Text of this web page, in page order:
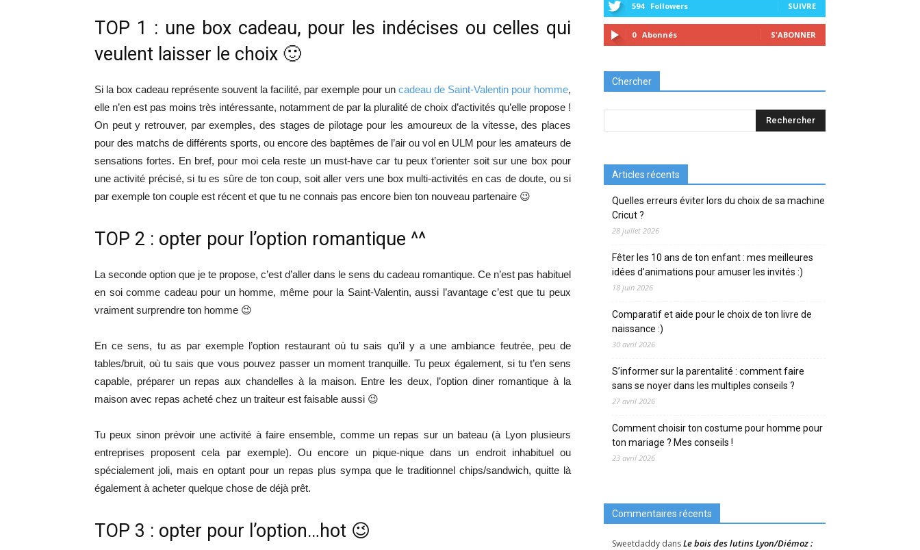
TOP 1 : une box cadeau, pour les indécises ou celles qui
veulent laisser le choix 🙂
Si la box cadeau représente souvent la facilité, par exemple pour un cadeau de Saint-Valentin pour homme,
elle n’en est pas moins très intéressante, notamment de par la pluralité de choix d’activités qu’elle propose !
On peut y retrouver, par exemples, des stages de pilotage pour les amoureux de la vitesse, des places
pour des matchs de différents sports, ou encore des baptêmes de l’air ou vol en ULM pour les amateurs de
sensations fortes. En bref, pour moi cela reste un must-have car tu peux t’orienter soit sur une box pour
une activité précisé, si tu es sûre de ton coup, soit aller vers une box multi-activités en cas de doute, ou si
par exemple ton couple est récent et que tu ne connais pas encore bien ton nouveau partenaire 😉
TOP 2 : opter pour l’option romantique ^^
La seconde option que je te propose, c’est d’aller dans le sens du cadeau romantique. Ce n’est pas habituel
en soi comme cadeau pour un homme, même pour la Saint-Valentin, aussi l’avantage c’est que tu peux
vraiment surprendre ton homme 😉
En ce sens, tu as par exemple l’option restaurant où tu sais qu’il y a une ambiance feutrée, peu de
tables/bruit, où tu sais que vous pouvez passer un moment tranquille. Tu peux également, si tu t’en sens
capable, préparer un repas aux chandelles à la maison. Entre les deux, l’option diner romantique à la
maison avec repas acheté chez un traiteur est faisable aussi 😉
Tu peux sinon prévoir une activité à faire ensemble, comme un repas sur un bateau (à Lyon plusieurs
entreprises proposent cela par exemple). Ou encore un pique-nique dans un endroit inhabituel ou
spécialement joli, mais en optant pour un repas plus sympa que le traditionnel chips/sandwich, quitte là
également à acheter quelque chose de déjà prêt.
TOP 3 : opter pour l’option…hot 😉
594 Followers SUIVRE
0 Abonnés S'ABONNER
Chercher
Articles récents
Quelles erreurs éviter lors du choix de sa machine
Cricut ?
28 juillet 2026
Fêter les 10 ans de ton enfant : mes meilleures
idées d’animations pour amuser les invités :)
18 juin 2026
Comparatif et aide pour le choix de ton livre de
naissance :)
30 avril 2026
S’informer sur la parentalité : comment faire
sans se noyer dans les multiples conseils ?
27 avril 2026
Comment choisir ton costume pour homme pour
ton mariage ? Mes conseils !
23 avril 2026
Commentaires récents
Sweetdaddy dansLe bois des lutins Lyon/Diémoz :